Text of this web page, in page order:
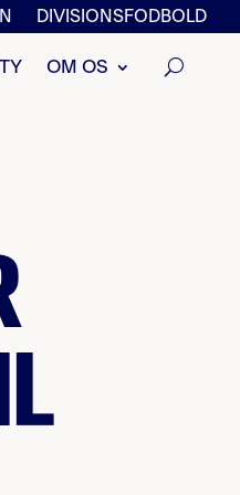
DIVISIONSFODBOLD
OM OS